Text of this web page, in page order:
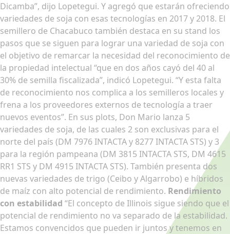
Dicamba”, dijo Lopetegui. Y agregó que estarán ofreciendo
variedades de soja con esas tecnologías en 2017 y 2018. El
semillero de Chacabuco también destaca en su stand los
pasos que se siguen para lograr una variedad de soja con
el objetivo de remarcar la necesidad del reconocimiento de
la propiedad intelectual “que en dos años cayó del 40 al
30% de semilla fiscalizada”, indicó Lopetegui. “Y esta falta
de reconocimiento nos complica a los semilleros locales y
frena a los proveedores externos de tecnología a traer
nuevos eventos”. En sus plots, Don Mario lanza 5
variedades de soja, de las cuales 2 son exclusivas para el
norte del país (DM 7976 INTACTA y 8277 INTACTA STS) y 3
para la región pampeana (DM 3815 INTACTA STS, DM 4615
RR1 STS y DM 4915 INTACTA STS). También presenta dos
nuevas variedades de trigo (Ceibo y Algarrobo) e híbridos
de maíz con alto potencial de rendimiento. Rendimiento
con estabilidad “El concepto de Illinois sigue siendo que el
potencial de rendimiento no va separado de la estabilidad.
Estamos convencidos que pueden ir juntos y tenemos en